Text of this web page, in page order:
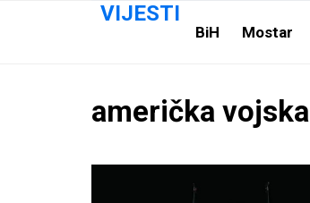
VIJESTI
BiH Mostar
američka vojska